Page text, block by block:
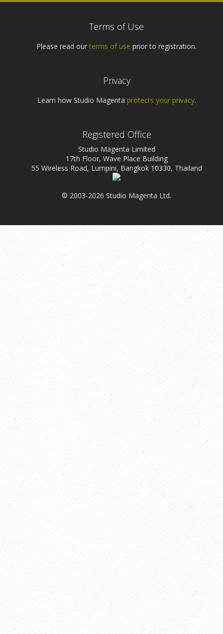
Terms of Use
Please read our terms of use prior to registration.
Privacy
Learn how Studio Magenta protects your privacy.
Registered Office
Studio Magenta Limited
17th Floor, Wave Place Building
55 Wireless Road, Lumpini, Bangkok 10330, Thailand
© 2003-2026 Studio Magenta Ltd.